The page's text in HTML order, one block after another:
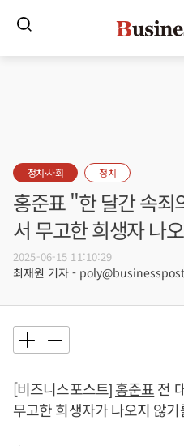
정치·사회 정치
홍준표 "한 달간 속죄
서 무고한 희생자 나
2025-06-15 11:10:29
최재원 기자 -
[비즈니스포스트]홍준표전
무고한 희생자가 나오지 않